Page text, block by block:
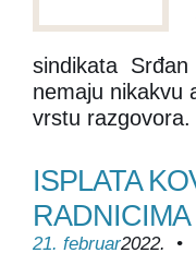
sindikata
nemaju nikakvu
vrstu razgovora.
ISPLATA
21. februar2022. •